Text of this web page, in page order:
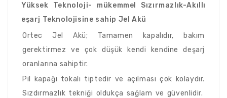
Yüksek Teknoloji- mükemmel Sızırmazlık-Akıllı
eşarj Teknolojisine sahip Jel Akü
Ortec Jel Akü; Tamamen kapalıdır, bakım
gerektirmez ve çok düşük kendi kendine deşarj
oranlarına sahiptir.
Pil kapağı tokalı tiptedir ve açılması çok kolaydır.
Sızdırmazlık tekniği oldukça sağlam ve güvenlidir.